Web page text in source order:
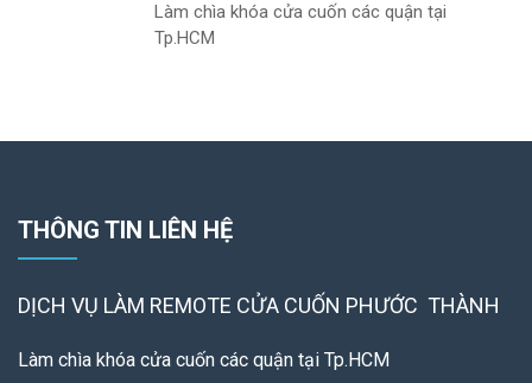
Làm chìa khóa cửa cuốn các quận tại
Tp.HCM
THÔNG TIN LIÊN HỆ
DỊCH VỤ LÀM REMOTE CỬA CUỐN PHƯỚC THÀNH
Làm chìa khóa cửa cuốn các quận tại Tp.HCM